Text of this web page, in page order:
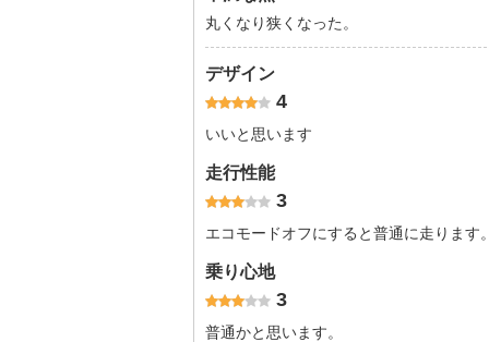
丸くなり狭くなった。
デザイン
4
いいと思います
走行性能
3
エコモードオフにすると普通に走ります。
乗り心地
3
普通かと思います。